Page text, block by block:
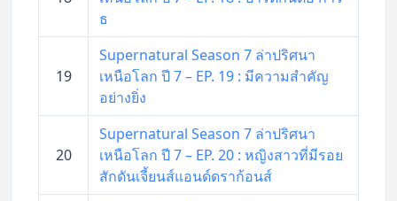
ธ
19
Supernatural Season 7 ล่าปริศนา
เหนือโลก ปี 7 – EP. 19 : มีความสำคัญ
อย่างยิ่ง
20
Supernatural Season 7 ล่าปริศนา
เหนือโลก ปี 7 – EP. 20 : หญิงสาวที่มีรอย
สักดันเจี้ยนส์แอนด์ดราก้อนส์